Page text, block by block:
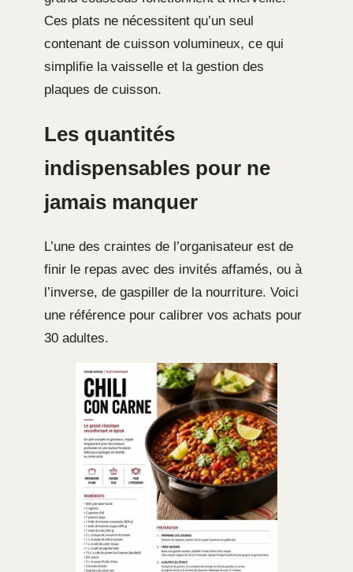
Ces plats ne nécessitent qu’un seul
contenant de cuisson volumineux, ce qui
simplifie la vaisselle et la gestion des
plaques de cuisson.
Les quantités
indispensables pour ne
jamais manquer
L’une des craintes de l’organisateur est de
finir le repas avec des invités affamés, ou à
l’inverse, de gaspiller de la nourriture. Voici
une référence pour calibrer vos achats pour
30 adultes.